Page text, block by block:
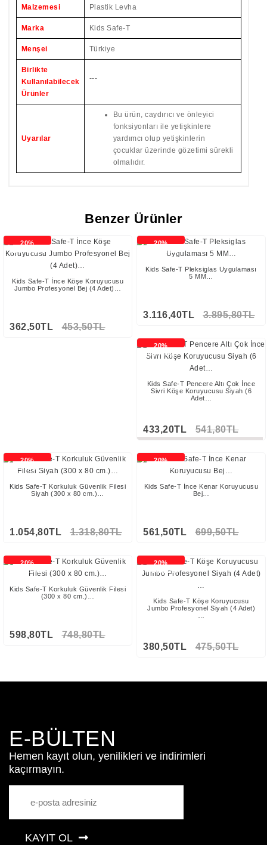
Malzemesi Plastik Levha
Marka Kids Safe-T
Menşei Türkiye
Birlikte
Kullanılabilecek
Ürünler
---
Uyarılar
Bu ürün, caydırıcı ve önleyici
fonksiyonları ile yetişkinlere
yardımcı olup yetişkinlerin
çocuklar üzerinde gözetimi sürekli
olmalıdır.
Benzer Ürünler
20%
İNDİRİMLİ
Kids Safe-T İnce Köşe Koruyucusu
Jumbo Profesyonel Bej (4 Adet)…
362,50TL 453,50TL
20%
İNDİRİMLİ
Kids Safe-T Pleksiglas Uygulaması
5 MM…
3.116,40TL 3.895,80TL
20%
İNDİRİMLİ
Kids Safe-T Pencere Altı Çok İnce
Sivri Köşe Koruyucusu Siyah (6
Adet…
433,20TL 541,80TL
20%
İNDİRİMLİ
Kids Safe-T Korkuluk Güvenlik Filesi
Siyah (300 x 80 cm.)…
1.054,80TL 1.318,80TL
20%
İNDİRİMLİ
Kids Safe-T İnce Kenar Koruyucusu
Bej…
561,50TL 699,50TL
20%
İNDİRİMLİ
Kids Safe-T Korkuluk Güvenlik Filesi
(300 x 80 cm.)…
598,80TL 748,80TL
20%
İNDİRİMLİ
Kids Safe-T Köşe Koruyucusu
Jumbo Profesyonel Siyah (4 Adet)
380,50TL 475,50TL
E-BÜLTEN
Hemen kayıt olun, yenilikleri ve indirimleri
kaçırmayın.
KAYIT OL